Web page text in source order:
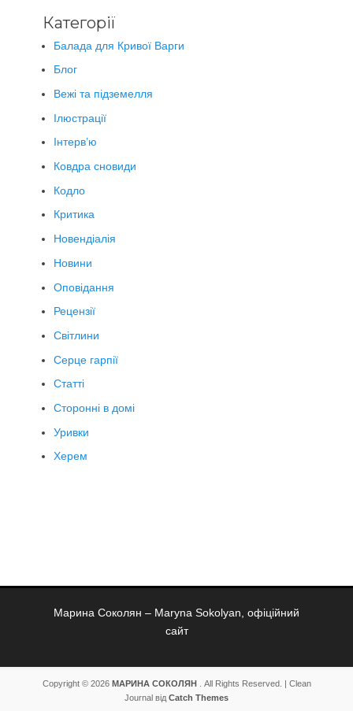
Категорії
Балада для Кривої Варги
Блог
Вежі та підземелля
Ілюстрації
Інтерв’ю
Ковдра сновиди
Кодло
Критика
Новендіалія
Новини
Оповідання
Рецензії
Світлини
Серце гарпії
Статті
Сторонні в домі
Уривки
Херем
Марина Соколян – Maryna Sokolyan, офіційний
сайт
Copyright © 2026 МАРИНА СОКОЛЯН
. All Rights Reserved. | Clean
Journal від Catch Themes